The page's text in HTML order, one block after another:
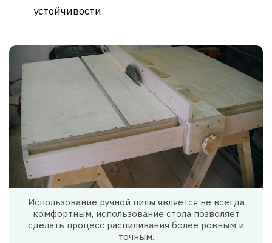
устойчивости.
Использование ручной пилы является не всегда
комфортным, использование стола позволяет
сделать процесс распиливания более ровным и
точным.